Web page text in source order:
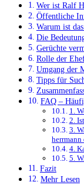
Wer ist Ralf
Öffentliche
Warum ist
Die
Gerüchte
Rolle der
Umgang der
Tipps für
FAQ –
1.
2.
3.
herrmann
4.
5.
Fazit
Mehr Lesen